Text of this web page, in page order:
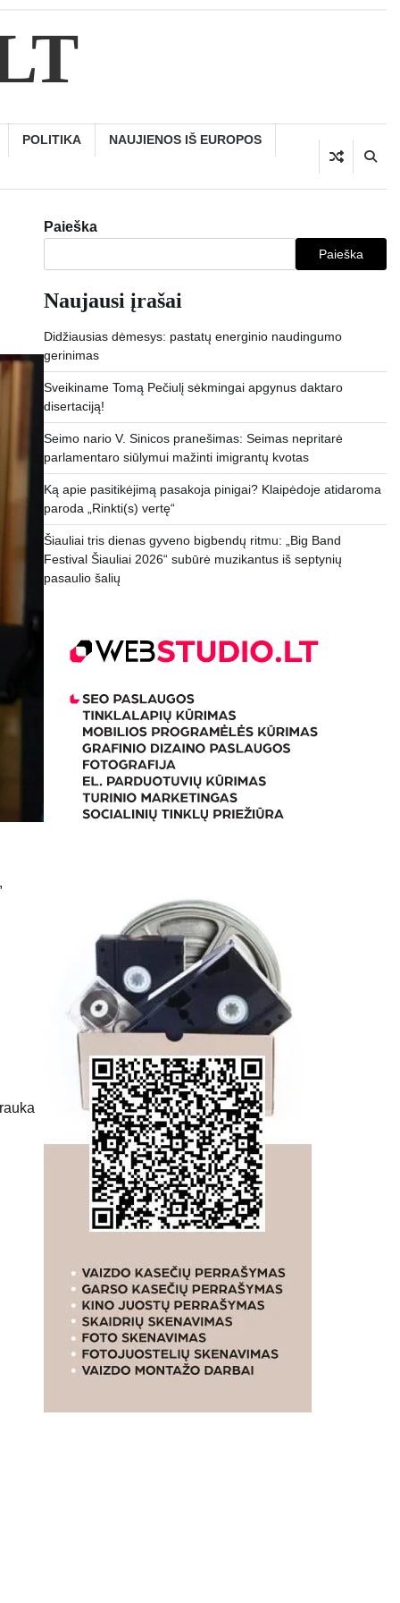
POLITIKA NAUJIENOS IŠ EUROPOS
Paieška
Paieška
Naujausi įrašai
Didžiausias dėmesys: pastatų energinio naudingumo
gerinimas
Sveikiname Tomą Pečiulį sėkmingai apgynus daktaro
disertaciją!
Seimo nario V. Sinicos pranešimas: Seimas nepritarė
parlamentaro siūlymui mažinti imigrantų kvotas
Ką apie pasitikėjimą pasakoja pinigai? Klaipėdoje atidaroma
paroda „Rinkti(s) vertę“
Šiauliai tris dienas gyveno bigbendų ritmu: „Big Band
Festival Šiauliai 2026“ subūrė muzikantus iš septynių
pasaulio šalių